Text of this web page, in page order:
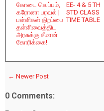
கோடை வெப்பம்,
கரோனா பரவல் |
பள்ளிகள் திறப்பை
தள்ளிவைத்திட
அரசுக்கு சீமான்
கோரிக்கை!
EE- 4 & 5 TH
STD CLASS
TIME TABLE
← Newer Post
0 Comments: